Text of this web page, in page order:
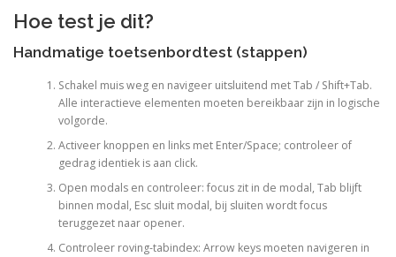
Hoe test je dit?
Handmatige toetsenbordtest (stappen)
Schakel muis weg en navigeer uitsluitend met Tab / Shift+Tab.
Alle interactieve elementen moeten bereikbaar zijn in logische
volgorde.
Activeer knoppen en links met Enter/Space; controleer of
gedrag identiek is aan click.
Open modals en controleer: focus zit in de modal, Tab blijft
binnen modal, Esc sluit modal, bij sluiten wordt focus
teruggezet naar opener.
Controleer roving-tabindex: Arrow keys moeten navigeren in